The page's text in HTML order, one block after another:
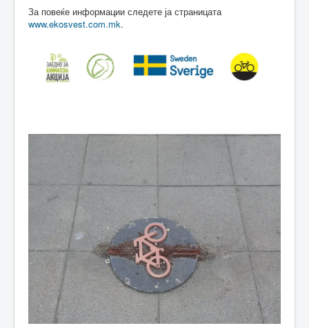
За повеќе информации следете ја страницата
www.ekosvest.com.mk.